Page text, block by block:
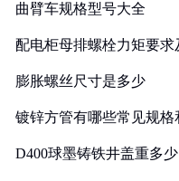
曲臂车规格型号大全
配电柜母排螺栓力矩要
膨胀螺丝尺寸是多少
镀锌方管有哪些常见规格
D400球墨铸铁井盖重多少